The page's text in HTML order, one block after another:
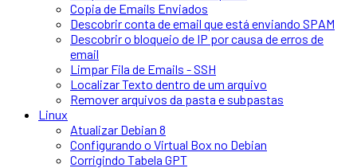
Copia de Emails Enviados
Descobrir conta de email que está enviando SPAM
Descobrir o bloqueio de IP por causa de erros de
email
Limpar Fila de Emails - SSH
Localizar Texto dentro de um arquivo
Remover arquivos da pasta e subpastas
Linux
Atualizar Debian 8
Configurando o Virtual Box no Debian
Corrigindo Tabela GPT